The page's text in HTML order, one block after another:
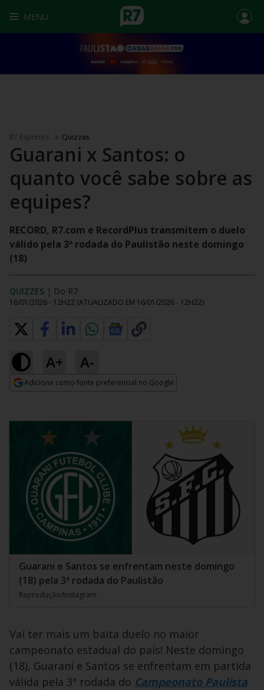
MENU
R7 Esportes Quizzes
Guarani x Santos: o
quanto você sabe sobre as
equipes?
RECORD, R7.com e RecordPlus transmitem o duelo
válido pela 3ª rodada do Paulistão neste domingo
(18)
QUIZZES | Do R7
16/01/2026 - 12H22 (ATUALIZADO EM 16/01/2026 - 12H22)
A+ A-
Adicione como fonte preferencial no Google
Guarani e Santos se enfrentam neste domingo
(18) pela 3ª rodada do Paulistão
Reprodução/Instagram
Vai ter mais um baita duelo no maior
campeonato estadual do país! Neste domingo
(18), Guarani e Santos se enfrentam em partida
válida pela 3ª rodada do Campeonato Paulista